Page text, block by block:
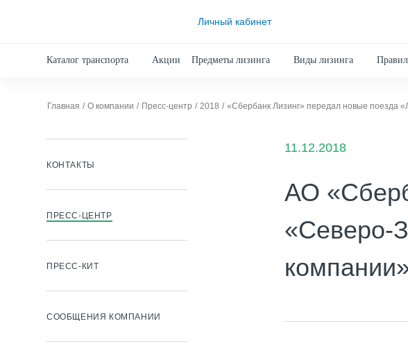
Личный кабинет
Каталог транспорта Акции Предметы лизинга Виды лизинга
Главная О компании Пресс-центр 2018 «Сбербанк Лизинг» передал новые поезда
КОНТАКТЫ
ПРЕСС-ЦЕНТР
ПРЕСС-КИТ
СООБЩЕНИЯ КОМПАНИИ
11.12.2018
АО
«Северо-